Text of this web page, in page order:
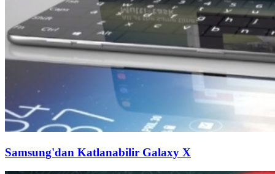
Samsung'dan Katlanabilir Galaxy X